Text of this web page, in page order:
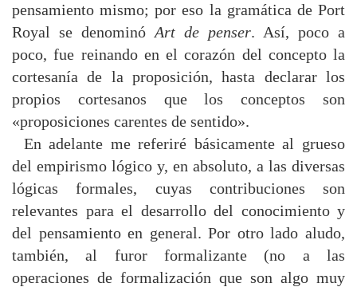
pensamiento mismo; por eso la gramática de Port
Royal se denominó Art de penser. Así, poco a
poco, fue reinando en el corazón del concepto la
cortesanía de la proposición, hasta declarar los
propios cortesanos que los conceptos son
«proposiciones carentes de sentido».
En adelante me referiré básicamente al grueso
del empirismo lógico y, en absoluto, a las diversas
lógicas formales, cuyas contribuciones son
relevantes para el desarrollo del conocimiento y
del pensamiento en general. Por otro lado aludo,
también, al furor formalizante (no a las
operaciones de formalización que son algo muy